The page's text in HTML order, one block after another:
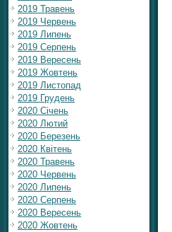
2019 Травень
2019 Червень
2019 Липень
2019 Серпень
2019 Вересень
2019 Жовтень
2019 Листопад
2019 Грудень
2020 Січень
2020 Лютий
2020 Березень
2020 Квітень
2020 Травень
2020 Червень
2020 Липень
2020 Серпень
2020 Вересень
2020 Жовтень